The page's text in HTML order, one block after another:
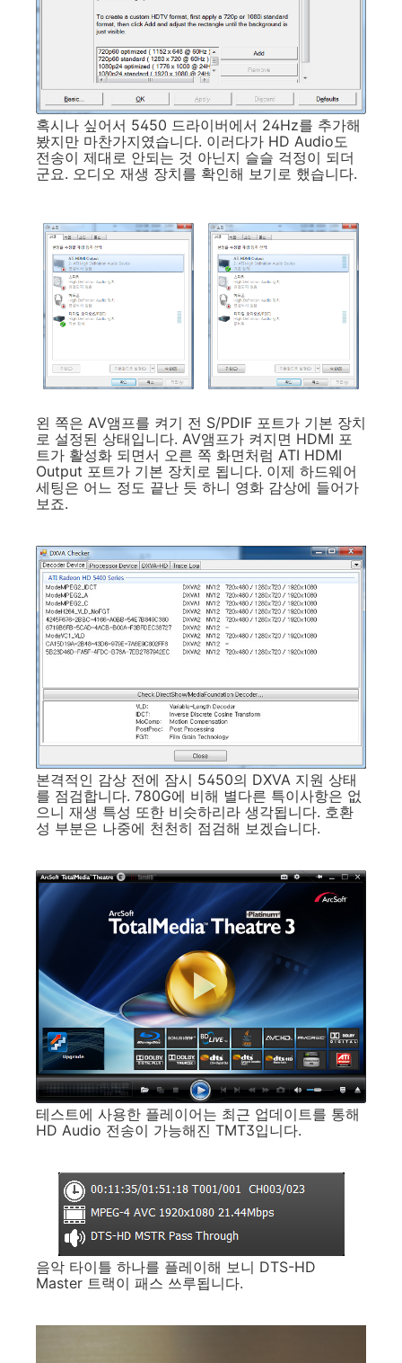
혹시나 싶어서 5450 드라이버에서 24Hz를 추가해
봤지만 마찬가지였습니다. 이러다가 HD Audio도
전송이 제대로 안되는 것 아닌지 슬슬 걱정이 되더
군요. 오디오 재생 장치를 확인해 보기로 했습니다.
왼 쪽은 AV앰프를 켜기 전 S/PDIF 포트가 기본 장치
로 설정된 상태입니다. AV앰프가 켜지면 HDMI 포
트가 활성화 되면서 오른 쪽 화면처럼 ATI HDMI
Output 포트가 기본 장치로 됩니다. 이제 하드웨어
세팅은 어느 정도 끝난 듯 하니 영화 감상에 들어가
보죠.
본격적인 감상 전에 잠시 5450의 DXVA 지원 상태
를 점검합니다. 780G에 비해 별다른 특이사항은 없
으니 재생 특성 또한 비슷하리라 생각됩니다. 호환
성 부분은 나중에 천천히 점검해 보겠습니다.
테스트에 사용한 플레이어는 최근 업데이트를 통해
HD Audio 전송이 가능해진 TMT3입니다.
음악 타이틀 하나를 플레이해 보니 DTS-HD
Master 트랙이 패스 쓰루됩니다.